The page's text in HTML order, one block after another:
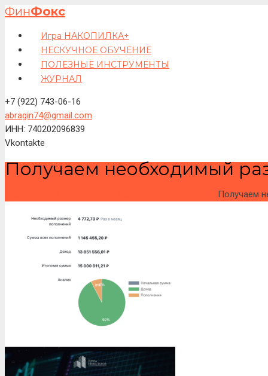
ФинФокс
Игра НАКОПИЛКА+
НЕСКУЧНОЕ ОБУЧЕНИЕ
ПОЛЕЗНЫЕ ИНСТРУМЕНТЫ
ЖУРНАЛ
+7 (922) 743-06-16
abragin74@gmail.com
ИНН: 740202096839
Vkontakte
Получаем необходимый
Получаем